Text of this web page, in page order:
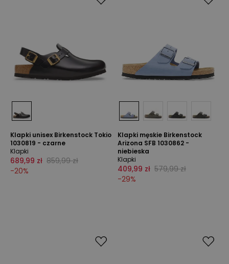
Klapki unisex Birkenstock Tokio
1030819 - czarne
Klapki
689,99 zł 859,99 zł
-20%
Klapki męskie Birkenstock
Arizona SFB 1030862 -
niebieska
Klapki
409,99 zł 579,99 zł
-29%